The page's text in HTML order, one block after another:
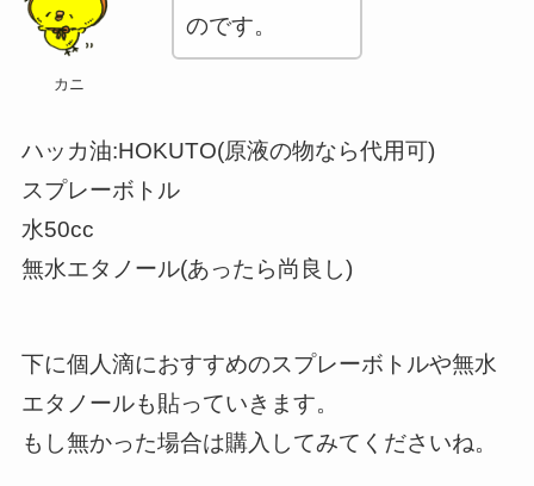
カニ
のです。
ハッカ油:HOKUTO(原液の物なら代用可)
スプレーボトル
水50cc
無水エタノール(あったら尚良し)
下に個人滴におすすめのスプレーボトルや無水
エタノールも貼っていきます。
もし無かった場合は購入してみてくださいね。